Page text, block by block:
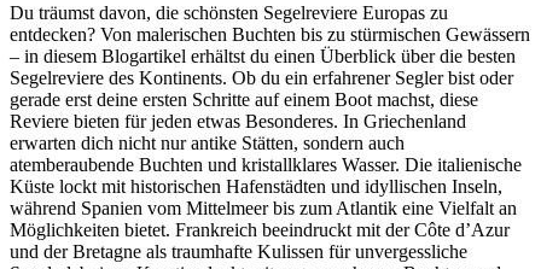
Du träumst davon, die schönsten Segelreviere Europas zu
entdecken? Von malerischen Buchten bis zu stürmischen Gewässern
– in diesem Blogartikel erhältst du einen Überblick über die besten
Segelreviere des Kontinents. Ob du ein erfahrener Segler bist oder
gerade erst deine ersten Schritte auf einem Boot machst, diese
Reviere bieten für jeden etwas Besonderes. In Griechenland
erwarten dich nicht nur antike Stätten, sondern auch
atemberaubende Buchten und kristallklares Wasser. Die italienische
Küste lockt mit historischen Hafenstädten und idyllischen Inseln,
während Spanien vom Mittelmeer bis zum Atlantik eine Vielfalt an
Möglichkeiten bietet. Frankreich beeindruckt mit der Côte d’Azur
und der Bretagne als traumhafte Kulissen für unvergessliche